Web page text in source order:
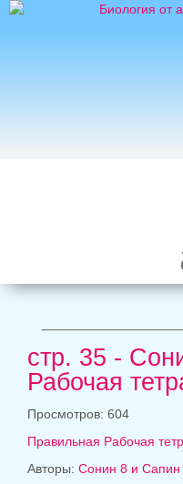
стр. 35 -
Рабочая
Просмотров: 604
Правильная Рабочая
Авторы: Сонин 8 и Сапин